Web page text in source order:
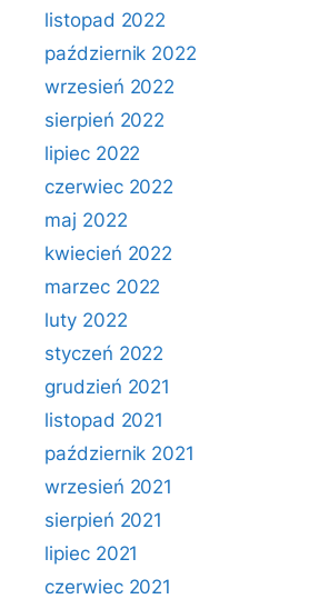
listopad 2022
październik 2022
wrzesień 2022
sierpień 2022
lipiec 2022
czerwiec 2022
maj 2022
kwiecień 2022
marzec 2022
luty 2022
styczeń 2022
grudzień 2021
listopad 2021
październik 2021
wrzesień 2021
sierpień 2021
lipiec 2021
czerwiec 2021